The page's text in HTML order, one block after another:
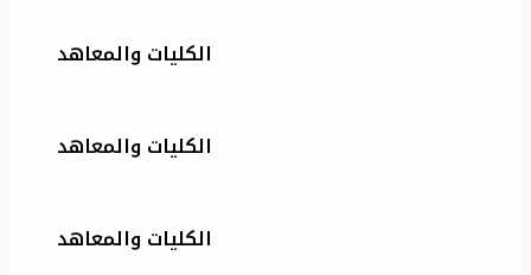
الكليات والمعاهد
الكليات والمعاهد
الكليات والمعاهد